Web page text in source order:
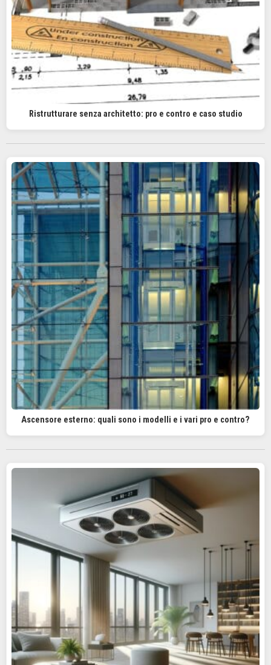
Ristrutturare senza architetto: pro e contro e caso studio
Ascensore esterno: quali sono i modelli e i vari pro e contro?